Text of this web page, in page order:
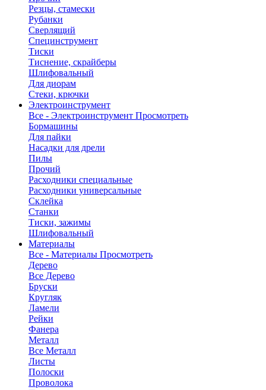
Резцы, стамески
Рубанки
Сверлящий
Специнструмент
Тиски
Тиснение, скрайберы
Шлифовальный
Для диорам
Стеки, крючки
Электроинструмент
Все - Электроинструмент Просмотреть
Бормашины
Для пайки
Насадки для дрели
Пилы
Прочий
Расходники специальные
Расходники универсальные
Склейка
Станки
Тиски, зажимы
Шлифовальный
Материалы
Все - Материалы Просмотреть
Дерево
Все Дерево
Бруски
Кругляк
Ламели
Рейки
Фанера
Металл
Все Металл
Листы
Полоски
Проволока